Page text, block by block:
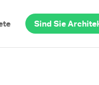
Sind Sie